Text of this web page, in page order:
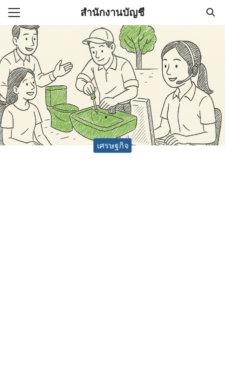
Skip
content
สำนักงานบัญชี
(ไม่มีชื่อ)
านบัญชี (Accounting
ช่วยสำคัญในการบริหาร
Search
for:
เศรษฐกิจ